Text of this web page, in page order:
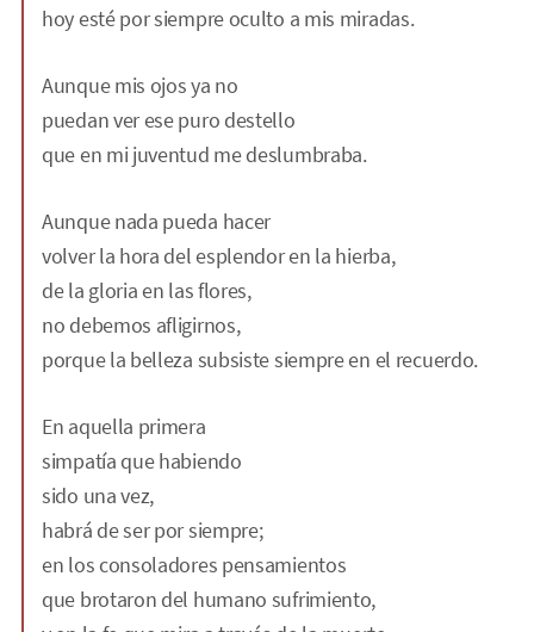
hoy esté por siempre oculto a mis miradas.
Aunque mis ojos ya no
puedan ver ese puro destello
que en mi juventud me deslumbraba.
Aunque nada pueda hacer
volver la hora del esplendor en la hierba,
de la gloria en las flores,
no debemos afligirnos,
porque la belleza subsiste siempre en el recuerdo.
En aquella primera
simpatía que habiendo
sido una vez,
habrá de ser por siempre;
en los consoladores pensamientos
que brotaron del humano sufrimiento,